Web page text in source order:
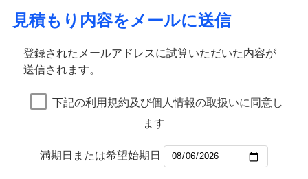
見積もり内容をメールに送信
登録されたメールアドレスに試算いただいた内容が
送信されます。
下記の利用規約及び個人情報の取扱いに同意し
ます
満期日または希望始期日